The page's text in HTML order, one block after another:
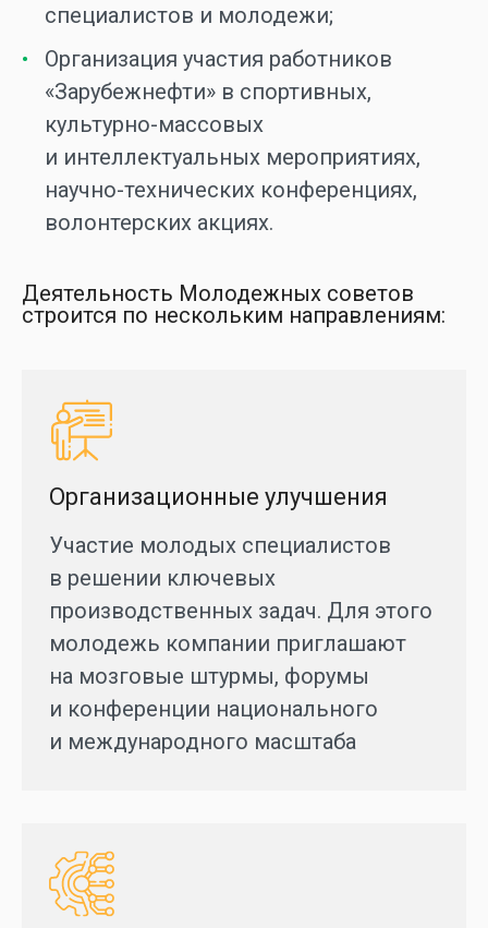
специалистов и молодежи;
Организация участия работников
«Зарубежнефти» в спортивных,
культурно-массовых
и интеллектуальных мероприятиях,
научно-технических конференциях,
волонтерских акциях.
Деятельность Молодежных советов
строится по нескольким направлениям:
Организационные улучшения
Участие молодых специалистов
в решении ключевых
производственных задач. Для этого
молодежь компании приглашают
на мозговые штурмы, форумы
и конференции национального
и международного масштаба